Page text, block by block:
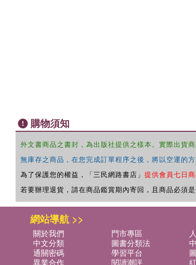
購物須知
外文書商品之書封，為出版社提供之樣本。實際出貨
無庫存之商品，在您完成訂單程序之後，將以空運的
為了保護您的權益，「三民網路書店」 提供會員七日
若要辦理退貨，請在商品鑑賞期內寄回，且商品必須
網站導航 >>
關於我們 門市專區
中文分類
圖書分類法
通關密碼
學習平台
異業合作
閱讀潮評